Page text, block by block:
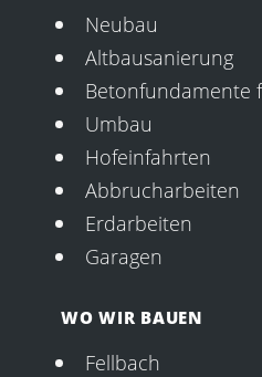
Neubau
Altbausanierung
Betonfundamente
Umbau
Hofeinfahrten
Abbrucharbeiten
Erdarbeiten
Garagen
WO WIR BAUEN
Fellbach